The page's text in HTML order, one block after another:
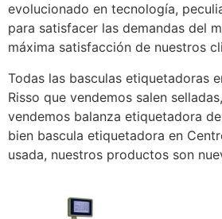
evolucionado en tecnología,
para satisfacer las demandas del
máxima satisfacción de nuestros
Todas las basculas etiquetadoras
Risso que vendemos salen
vendemos balanza etiquetadora
bien bascula etiquetadora en
usada, nuestros productos son